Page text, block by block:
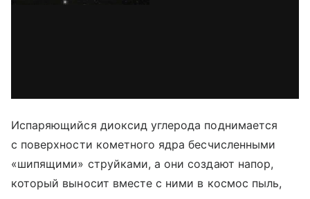
Испаряющийся диоксид углерода поднимается
с поверхности кометного ядра бесчисленными
«шипящими» струйками, а они создают напор,
который выносит вместе с ними в космос пыль,